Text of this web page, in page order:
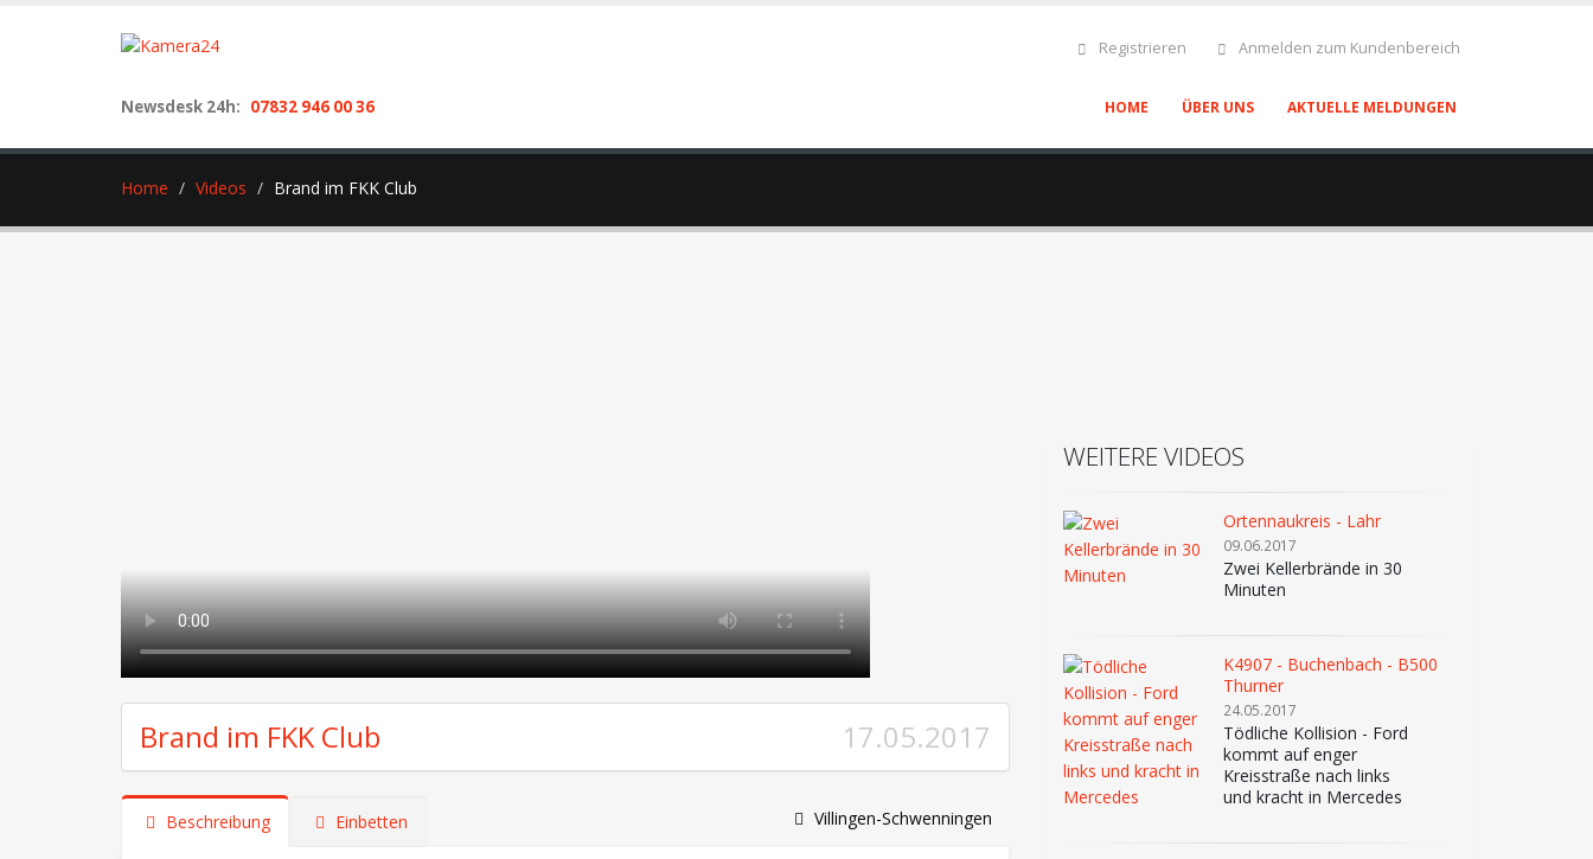
Newsdesk 24h: 07832 946 00 36
Registrieren Anmelden zum Kundenbereich
HOME ÜBER UNS AKTUELLE MELDUNGEN
Home Videos Brand im FKK Club
Brand im FKK Club 17.05.2017
Beschreibung Einbetten Villingen-Schwenningen
WEITERE VIDEOS
Ortennaukreis - Lahr
09.06.2017
Zwei Kellerbrände in 30
Minuten
K4907 - Buchenbach - B500
Thurner
24.05.2017
Tödliche Kollision - Ford
kommt auf enger
Kreisstraße nach links
und kracht in Mercedes